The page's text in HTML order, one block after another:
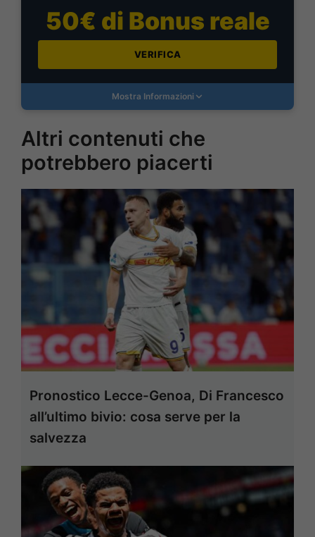
50€ di Bonus reale
VERIFICA
Mostra Informazioni
Altri contenuti che
potrebbero piacerti
Pronostico Lecce-Genoa, Di Francesco
all’ultimo bivio: cosa serve per la
salvezza